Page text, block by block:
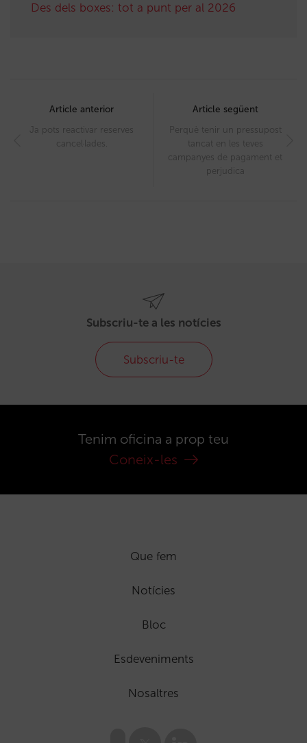
Des dels boxes: tot a punt per al 2026
navigation
Article anterior
Ja pots reactivar reserves
cancel·lades.
Article següent
Perquè tenir un pressupost
tancat en les teves
campanyes de pagament et
perjudica
Subscriu-te a les notícies
Subscriu-te
Tenim oficina a prop teu
Coneix-les
Que fem
Notícies
Bloc
Esdeveniments
Nosaltres